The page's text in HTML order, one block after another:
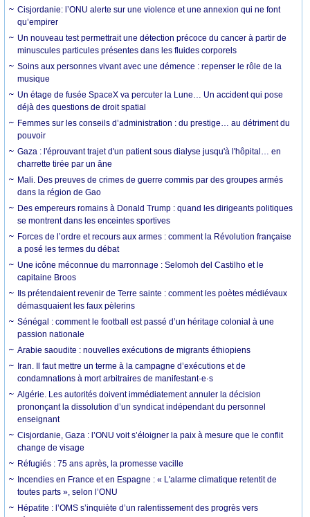
Cisjordanie: l’ONU alerte sur une violence et une annexion qui ne font
qu’empirer
Un nouveau test permettrait une détection précoce du cancer à partir de
minuscules particules présentes dans les fluides corporels
Soins aux personnes vivant avec une démence : repenser le rôle de la
musique
Un étage de fusée SpaceX va percuter la Lune… Un accident qui pose
déjà des questions de droit spatial
Femmes sur les conseils d’administration : du prestige… au détriment du
pouvoir
Gaza : l'éprouvant trajet d'un patient sous dialyse jusqu'à l'hôpital… en
charrette tirée par un âne
Mali. Des preuves de crimes de guerre commis par des groupes armés
dans la région de Gao
Des empereurs romains à Donald Trump : quand les dirigeants politiques
se montrent dans les enceintes sportives
Forces de l’ordre et recours aux armes : comment la Révolution française
a posé les termes du débat
Une icône méconnue du marronnage : Selomoh del Castilho et le
capitaine Broos
Ils prétendaient revenir de Terre sainte : comment les poètes médiévaux
démasquaient les faux pèlerins
Sénégal : comment le football est passé d’un héritage colonial à une
passion nationale
Arabie saoudite : nouvelles exécutions de migrants éthiopiens
Iran. Il faut mettre un terme à la campagne d’exécutions et de
condamnations à mort arbitraires de manifestant·e·s
Algérie. Les autorités doivent immédiatement annuler la décision
prononçant la dissolution d’un syndicat indépendant du personnel
enseignant
Cisjordanie, Gaza : l’ONU voit s’éloigner la paix à mesure que le conflit
change de visage
Réfugiés : 75 ans après, la promesse vacille
Incendies en France et en Espagne : « L'alarme climatique retentit de
toutes parts », selon l’ONU
Hépatite : l’OMS s’inquiète d’un ralentissement des progrès vers